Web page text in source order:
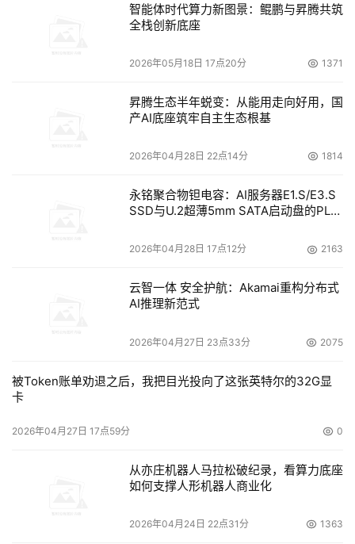
智能体时代算力新图景：鲲鹏与昇腾共筑
全栈创新底座
2026年05月18日 17点20分 1371
昇腾生态半年蜕变：从能用走向好用，国
产AI底座筑牢自主生态根基
2026年04月28日 22点14分 1814
永铭聚合物钽电容：AI服务器E1.S/E3.S
SSD与U.2超薄5mm SATA启动盘的PLP
2026年04月28日 17点12分 2163
云智一体 安全护航：Akamai重构分布式
AI推理新范式
2026年04月27日 23点33分 2075
被Token账单劝退之后，我把目光投向了这张英特尔的32G显
卡
2026年04月27日 17点59分 0
从亦庄机器人马拉松破纪录，看算力底座
如何支撑人形机器人商业化
2026年04月24日 22点31分 1363